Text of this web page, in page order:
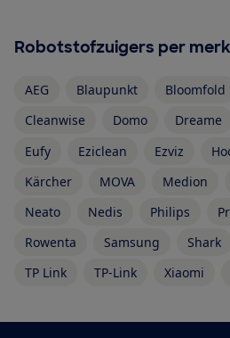
Robotstofzuigers per merk
AEG Blaupunkt Bloomfold
Cleanwise
Domo Dreame
Eufy
Eziclean Ezviz
Kärcher
MOVA Medion
Neato
Nedis Philips
Rowenta
Samsung Shark
TP Link
TP-Link Xiaomi